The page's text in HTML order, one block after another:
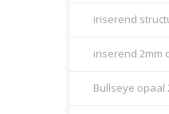
iriserend
iriserend 2mm
Bullseye opaal